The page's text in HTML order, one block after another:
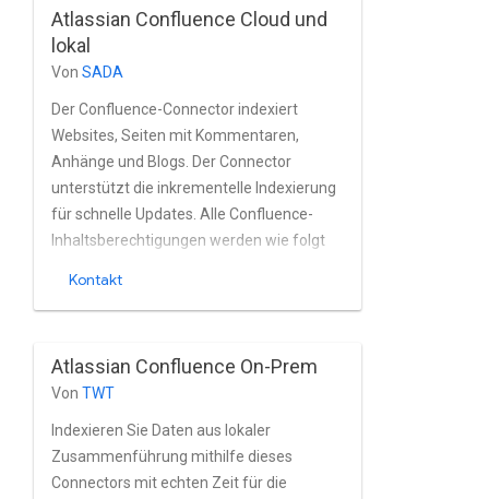
Gruppenverwaltung Confluence-
Installationen auf Basis von Active
Directory und anderen Verzeichnisdienste.
Atlassian Confluence Cloud und
lokal
Von SADA
Der Confluence-Connector indexiert
Websites, Seiten mit Kommentaren,
Anhänge und Blogs. Der Connector
unterstützt die inkrementelle Indexierung
für schnelle Updates. Alle Confluence-
Inhaltsberechtigungen werden wie folgt
Kontakt
Atlassian Confluence On-Prem
Von TWT
Indexieren Sie Daten aus lokaler
Zusammenführung mithilfe dieses
Connectors mit echten Zeit für die